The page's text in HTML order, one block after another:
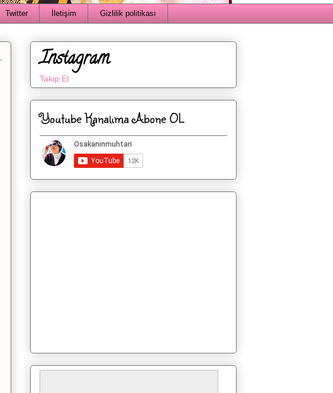
Twitter İletişim Gizlilik politikası
Instagram
Takip Et
Youtube Kanalıma Abone OL